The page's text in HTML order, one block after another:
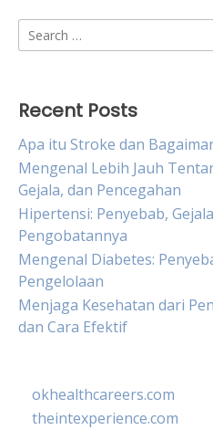
Search
for:
Recent Posts
Apa itu Stroke dan
Mengenal Lebih Jauh
Gejala, dan Pencegahan
Hipertensi: Penyebab,
Pengobatannya
Mengenal Diabetes:
Pengelolaan
Menjaga Kesehatan dari
dan Cara Efektif
okhealthcareers.com
theintexperience.com